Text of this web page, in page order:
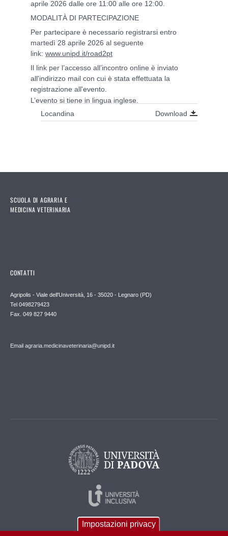
aprile 2026 dalle ore 11:00 alle ore 12:00
MODALITÀ DI PARTECIPAZIONE
Per partecipare è necessario registrarsi entro
martedì 28 aprile 2026 al seguente
link: www.unipd.it/road2pt
Il link per l’accesso all’incontro online è inviato
all'indirizzo mail con cui è stata effettuata la
registrazione all'evento.
L’evento si tiene in lingua inglese
Locandina
Download
SCUOLA DI AGRARIA E
MEDICINA VETERINARIA
CONTATTI
Agripolis - Viale dell'Università, 16 - 35020 - Legnaro (PD)
Tel 0498279423
Fax. 049 827 9440
Email agraria.medicinaveterinaria@unipd.it
Impostazioni privacy